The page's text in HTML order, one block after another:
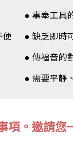
便
● 事奉工具
● 缺乏即時
● 傳福音的
● 需要平靜
項。 邀請您